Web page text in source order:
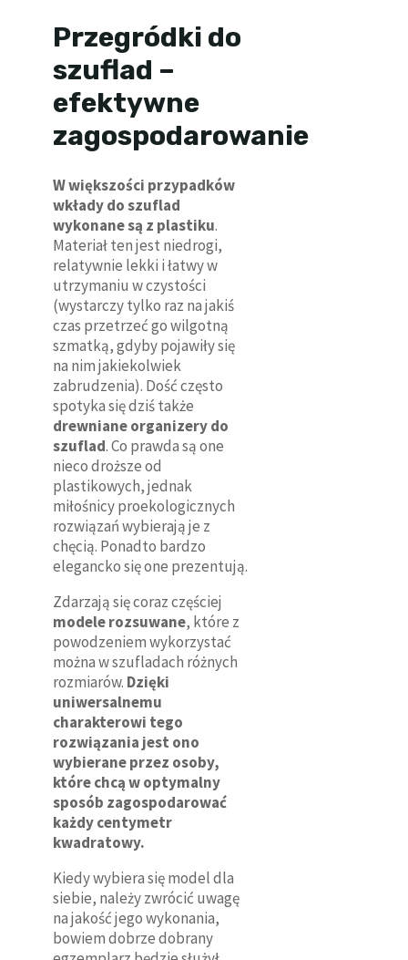
Przegródki do
szuflad –
efektywne
zagospodarowanie
W większości przypadków
wkłady do szuflad
wykonane są z plastiku.
Materiał ten jest niedrogi,
relatywnie lekki i łatwy w
utrzymaniu w czystości
(wystarczy tylko raz na jakiś
czas przetrzeć go wilgotną
szmatką, gdyby pojawiły się
na nim jakiekolwiek
zabrudzenia). Dość często
spotyka się dziś także
drewniane organizery do
szuflad. Co prawda są one
nieco droższe od
plastikowych, jednak
miłośnicy proekologicznych
rozwiązań wybierają je z
chęcią. Ponadto bardzo
elegancko się one prezentują.
Zdarzają się coraz częściej
modele rozsuwane, które z
powodzeniem wykorzystać
można w szufladach różnych
rozmiarów. Dzięki
uniwersalnemu
charakterowi tego
rozwiązania jest ono
wybierane przez osoby,
które chcą w optymalny
sposób zagospodarować
każdy centymetr
kwadratowy.
Kiedy wybiera się model dla
siebie, należy zwrócić uwagę
na jakość jego wykonania,
bowiem dobrze dobrany